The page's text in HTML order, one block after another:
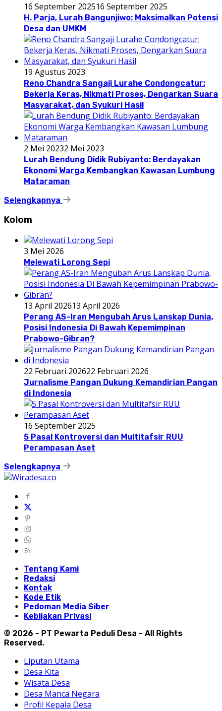
16 September 202516 September 2025
H. Parja, Lurah Bangunjiwo: Maksimalkan Potensi
Desa dan UMKM
19 Agustus 2023
Reno Chandra Sangaji Lurahe Condongcatur:
Bekerja Keras, Nikmati Proses, Dengarkan Suara
Masyarakat, dan Syukuri Hasil
2 Mei 20232 Mei 2023
Lurah Bendung Didik Rubiyanto: Berdayakan
Ekonomi Warga Kembangkan Kawasan Lumbung
Mataraman
Selengkapnya
Kolom
3 Mei 2026
Melewati Lorong Sepi
13 April 202613 April 2026
Perang AS-Iran Mengubah Arus Lanskap Dunia,
Posisi Indonesia Di Bawah Kepemimpinan
Prabowo-Gibran?
22 Februari 202622 Februari 2026
Jurnalisme Pangan Dukung Kemandirian Pangan
di Indonesia
16 September 2025
5 Pasal Kontroversi dan Multitafsir RUU
Perampasan Aset
Selengkapnya
Tentang Kami
Redaksi
Kontak
Kode Etik
Pedoman Media Siber
Kebijakan Privasi
© 2026 - PT Pewarta Peduli Desa - All Rights
Reserved.
Liputan Utama
Desa Kita
Wisata Desa
Desa Manca Negara
Profil Kepala Desa